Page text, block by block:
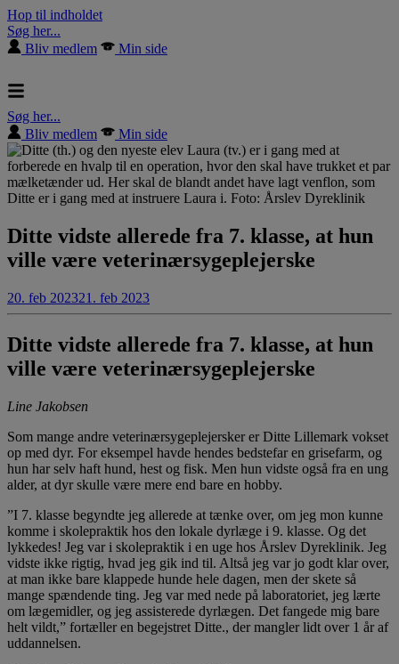
Hop til indholdet
Søg her...
Bliv medlem
Min side
Søg her...
Bliv medlem
Min side
Ditte vidste allerede fra 7. klasse, at hun
ville være veterinærsygeplejerske
20. feb 202321. feb 2023
Ditte vidste allerede fra 7. klasse, at hun
ville være veterinærsygeplejerske
Line Jakobsen
Som mange andre veterinærsygeplejersker er Ditte Lillemark vokset
op med dyr. For eksempel havde hendes bedstefar en grisefarm, og
hun har selv haft hund, hest og fisk. Men hun vidste også fra en ung
alder, at dyr skulle være mere end bare en hobby.
”I 7. klasse begyndte jeg allerede at tænke over, om jeg mon kunne
komme i skolepraktik hos den lokale dyrlæge i 9. klasse. Og det
lykkedes! Jeg var i skolepraktik i en uge hos Årslev Dyreklinik. Jeg
vidste ikke rigtig, hvad jeg gik ind til. Altså jeg var jo godt klar over,
at man ikke bare klappede hunde hele dagen, men der skete så
mange spændende ting. Jeg var med nede på laboratoriet, jeg lærte
om lægemidler, og jeg assisterede dyrlægen. Det fangede mig bare
helt vildt,” fortæller en begejstret Ditte., der mangler lidt over 1 år af
uddannelsen.